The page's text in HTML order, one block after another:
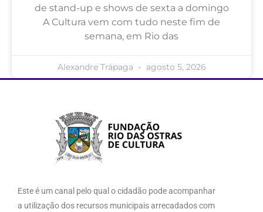
de stand-up e shows de sexta a domingo
A Cultura vem com tudo neste fim de
semana, em Rio das
Alexandre Trápaga agosto 5, 2026
Este é um canal pelo qual o cidadão pode acompanhar
a utilização dos recursos municipais arrecadados com